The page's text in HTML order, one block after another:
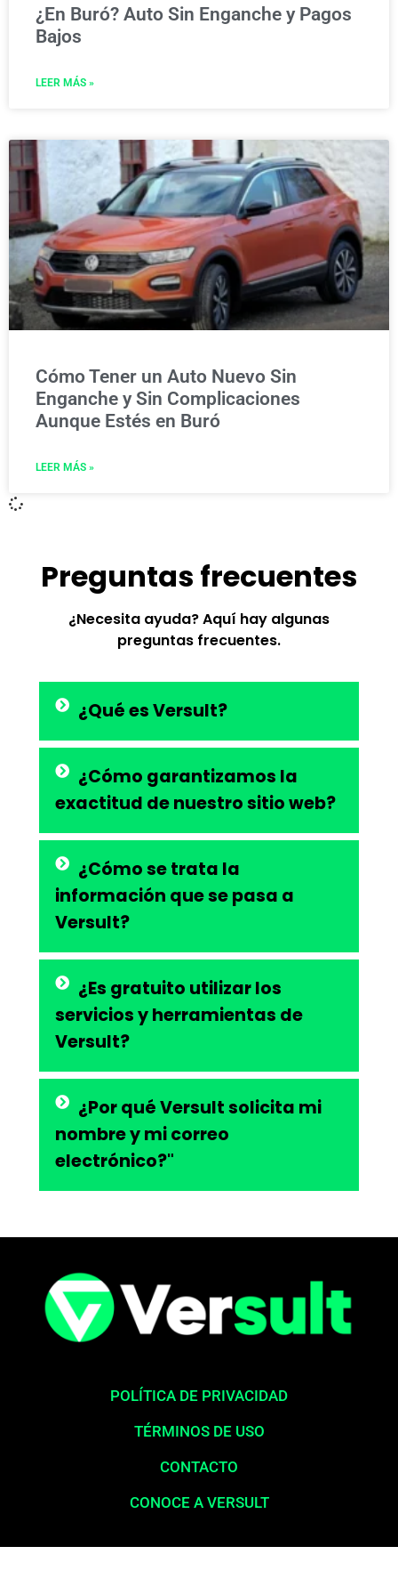
¿En Buró? Auto Sin Enganche y Pagos
Bajos
LEER MÁS »
Cómo Tener un Auto Nuevo Sin
Enganche y Sin Complicaciones
Aunque Estés en Buró
LEER MÁS »
Preguntas frecuentes
¿Necesita ayuda? Aquí hay algunas
preguntas frecuentes.
¿Qué es Versult?
¿Cómo garantizamos la
exactitud de nuestro sitio web?
¿Cómo se trata la
información que se pasa a
Versult?
¿Es gratuito utilizar los
servicios y herramientas de
Versult?
¿Por qué Versult solicita mi
nombre y mi correo
electrónico?"
POLÍTICA DE PRIVACIDAD
TÉRMINOS DE USO
CONTACTO
CONOCE A VERSULT